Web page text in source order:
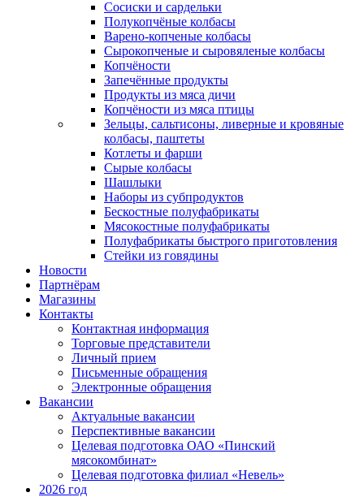
Сосиски и сардельки
Полукопчёные колбасы
Варено-копченые колбасы
Сырокопченые и сыровяленые колбасы
Копчёности
Запечённые продукты
Продукты из мяса дичи
Копчёности из мяса птицы
Зельцы, сальтисоны, ливерные и кровяные
колбасы, паштеты
Котлеты и фарши
Сырые колбасы
Шашлыки
Наборы из субпродуктов
Бескостные полуфабрикаты
Мясокостные полуфабрикаты
Полуфабрикаты быстрого приготовления
Стейки из говядины
Новости
Партнёрам
Магазины
Контакты
Контактная информация
Торговые представители
Личный прием
Письменные обращения
Электронные обращения
Вакансии
Актуальные вакансии
Перспективные вакансии
Целевая подготовка ОАО «Пинский
мясокомбинат»
Целевая подготовка филиал «Невель»
2026 год